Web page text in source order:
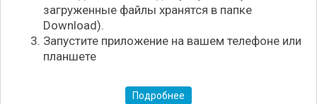
Конечно же, самое главное внимание займет
создание вещей и аксессуаров. Положитесь на
свой вкус, и создавайте неповторимые коллекции
на различные тематики. Когда ваша коллекция
манекенах, чтобы привлечь внимание покупателей.
загруженные файлы хранятся в папке
Download).
Запустите приложение на вашем телефоне или
планшете
Подробнее